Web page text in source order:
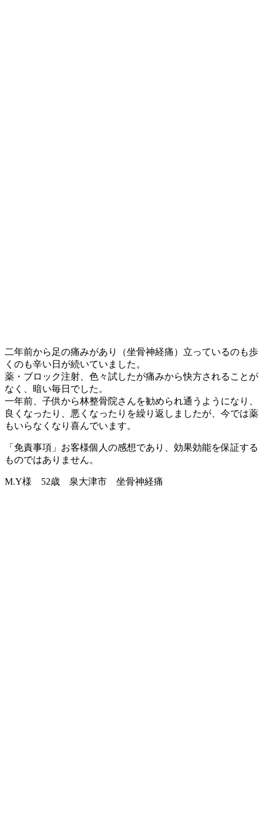
二年前から足の痛みがあり（坐骨神経痛）立っているのも歩
くのも辛い日が続いていました。
薬・ブロック注射、色々試したが痛みから快方されることが
なく、暗い毎日でした。
一年前、子供から林整骨院さんを勧められ通うようになり、
良くなったり、悪くなったりを繰り返しましたが、今では薬
もいらなくなり喜んでいます。
「免責事項」お客様個人の感想であり、効果効能を保証する
ものではありません。
M.Y様 52歳 泉大津市 坐骨神経痛